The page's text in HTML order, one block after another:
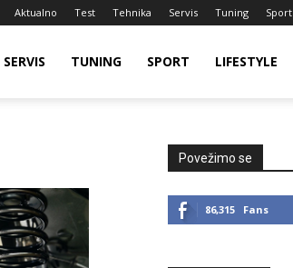
Aktualno Test Tehnika Servis Tuning Sport
SERVIS TUNING SPORT LIFESTYLE
Povežimo se
86,315 Fans